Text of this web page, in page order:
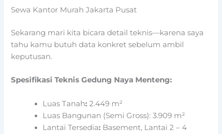
Sewa Kantor Murah Jakarta Pusat
Sekarang mari kita bicara detail teknis—karena saya
tahu kamu butuh data konkret sebelum ambil
keputusan.
Spesifikasi Teknis Gedung Naya Menteng:
Luas Tanah: 2.449 m²
Luas Bangunan (Semi Gross): 3.909 m²
Lantai Tersedia: Basement, Lantai 2 – 4